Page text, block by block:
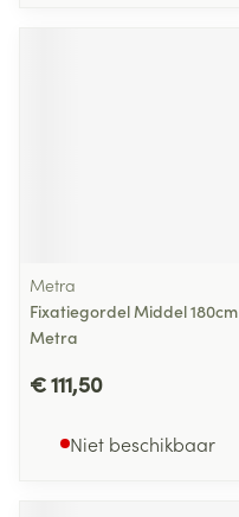
Metra
Fixatiegordel Middel 180cm
Metra
€ 111,50
Niet beschikbaar